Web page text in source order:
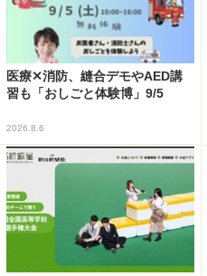
医療✕消防、縫合デモやAED講
習も「おしごと体験博」9/5
2026.8.6